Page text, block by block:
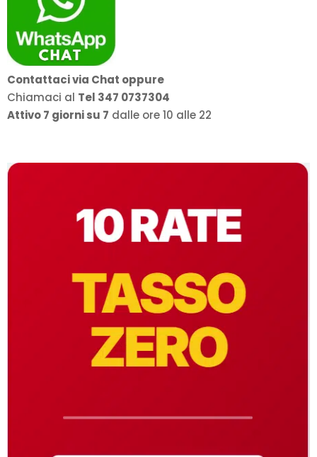
Contattaci via Chat oppure
Chiamaci al Tel 347 0737304
Attivo 7 giorni su 7 dalle ore 10 alle 22